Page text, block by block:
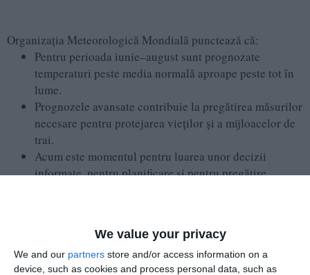
We value your privacy
We and our partners store and/or access information on a
device, such as cookies and process personal data, such as
Organizația Meteorologică Mondială punctează că:
Pentru perioada iunie–august sunt prognozate
temperaturi peste media normală aproape peste tot în
lume.
Prognozele avansate contribuie la pregătirea măsurilor
necesare pentru protejarea vieților și a mijloacelor de
trai.
Acum este momentul pentru luarea unor decizii
informate, pentru planificare și pentru pregătire.
probabilitate de 80% ca un episod El Niño să se producă
foarte curând, în perioada iunie–august 2026 și sunt șanse
de 90% să se mențină cel puțin până în noiembrie.